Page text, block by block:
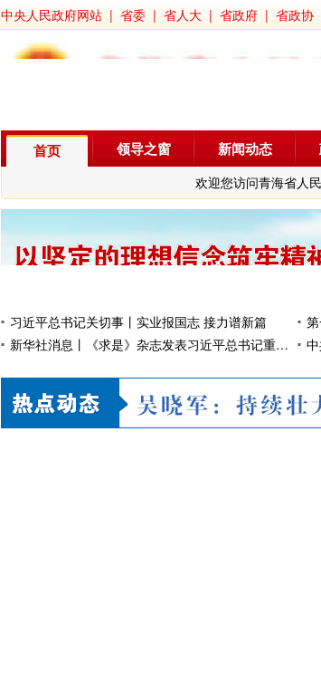
中央人民政府网站 | 省委 | 省人大 | 省政府 | 省政协
首页
欢迎您访问青海省人
领导之窗 新闻动态
习近平总书记关切事丨实业报国志 接力谱新篇
新华社消息丨《求是》杂志发表习近平总书记重要文章《加快建设健康中国》